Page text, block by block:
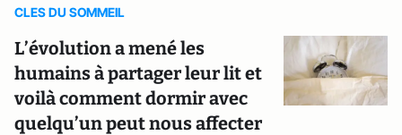
CLES DU SOMMEIL
L’évolution a mené les
humains à partager leur lit et
voilà comment dormir avec
quelqu’un peut nous affecter